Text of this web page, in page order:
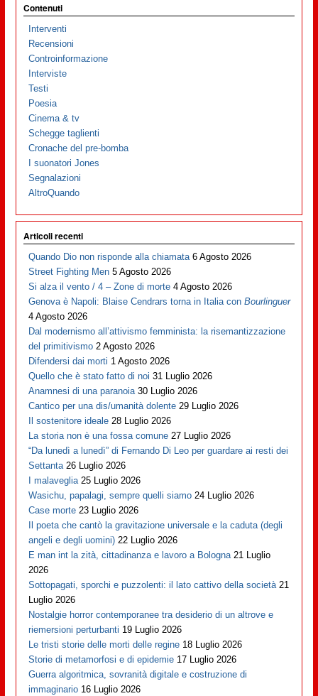
Contenuti
Interventi
Recensioni
Controinformazione
Interviste
Testi
Poesia
Cinema & tv
Schegge taglienti
Cronache del pre-bomba
I suonatori Jones
Segnalazioni
AltroQuando
Articoli recenti
Quando Dio non risponde alla chiamata 6 Agosto 2026
Street Fighting Men 5 Agosto 2026
Si alza il vento / 4 – Zone di morte 4 Agosto 2026
Genova è Napoli: Blaise Cendrars torna in Italia conBourlinguer
4 Agosto 2026
Dal modernismo all’attivismo femminista: la risemantizzazione
del primitivismo 2 Agosto 2026
Difendersi dai morti 1 Agosto 2026
Quello che è stato fatto di noi 31 Luglio 2026
Anamnesi di una paranoia 30 Luglio 2026
Cantico per una dis/umanità dolente 29 Luglio 2026
Il sostenitore ideale 28 Luglio 2026
La storia non è una fossa comune 27 Luglio 2026
“Da lunedì a lunedì” di Fernando Di Leo per guardare ai resti dei
Settanta 26 Luglio 2026
I malaveglia 25 Luglio 2026
Wasichu, papalagi, sempre quelli siamo 24 Luglio 2026
Case morte 23 Luglio 2026
Il poeta che cantò la gravitazione universale e la caduta (degli
angeli e degli uomini) 22 Luglio 2026
E man int la zità, cittadinanza e lavoro a Bologna 21 Luglio
2026
Sottopagati, sporchi e puzzolenti: il lato cattivo della società 21
Luglio 2026
Nostalgie horror contemporanee tra desiderio di un altrove e
riemersioni perturbanti 19 Luglio 2026
Le tristi storie delle morti delle regine 18 Luglio 2026
Storie di metamorfosi e di epidemie 17 Luglio 2026
Guerra algoritmica, sovranità digitale e costruzione di
immaginario 16 Luglio 2026